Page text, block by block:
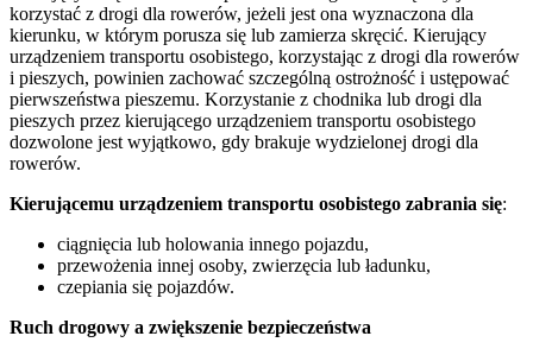
korzystać z drogi dla rowerów, jeżeli jest ona wyznaczona dla
kierunku, w którym porusza się lub zamierza skręcić. Kierujący
urządzeniem transportu osobistego, korzystając z drogi dla rowerów
i pieszych, powinien zachować szczególną ostrożność i ustępować
pierwszeństwa pieszemu. Korzystanie z chodnika lub drogi dla
pieszych przez kierującego urządzeniem transportu osobistego
dozwolone jest wyjątkowo, gdy brakuje wydzielonej drogi dla
rowerów.
Kierującemu urządzeniem transportu osobistego zabrania się:
ciągnięcia lub holowania innego pojazdu,
przewożenia innej osoby, zwierzęcia lub ładunku,
czepiania się pojazdów.
Ruch drogowy a zwiększenie bezpieczeństwa